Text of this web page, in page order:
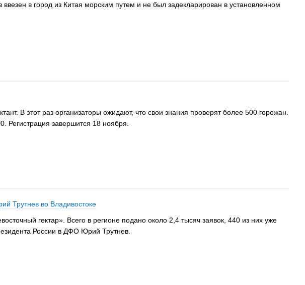
в город из Китая морским путем и не был задекларирован в установленном
В этот раз организаторы ожидают, что свои знания проверят более 500 горожан.
Регистрация завершится 18 ноября.
Трутнев во Владивостоке
гектар». Всего в регионе подано около 2,4 тысяч заявок, 440 из них уже
России в ДФО Юрий Трутнев.